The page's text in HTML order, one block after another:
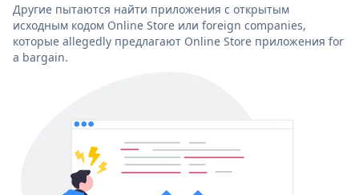
Другие пытаются найти приложения с открытым
исходным кодом Online Store или foreign companies,
которые allegedly предлагают Online Store приложения for
a bargain.